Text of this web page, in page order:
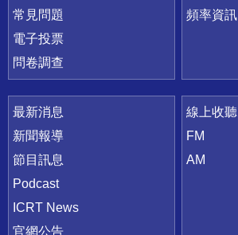
常見問題
電子投票
問卷調查
頻率資訊
最新消息
新聞報導
節目訊息
Podcast
ICRT News
官網公告
線上收聽
FM
AM